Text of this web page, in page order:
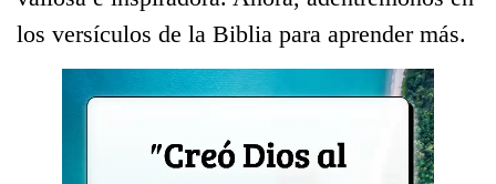
los versículos de la Biblia para aprender más.